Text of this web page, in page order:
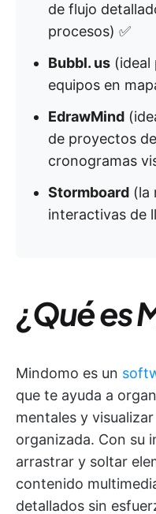
de flujo
procesos) ✅
Bubbl. us (ideal
equipos en
EdrawMind
de proyectos
cronogramas
Stormboard (la
interactivas de
¿Qué es
Mindomo es un
que te ayuda a
mentales y
organizada. Con su
arrastrar y soltar
contenido
detallados sin